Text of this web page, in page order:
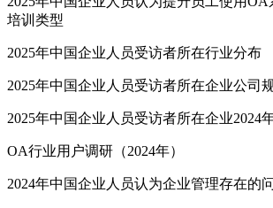
培训类型
2025年中国企业人员受访者所在行业分布
2025年中国企业人员受访者所在企业公司
2025年中国企业人员受访者所在企业2024
OA行业用户调研（2024年）
2024年中国企业人员认为企业管理存在的